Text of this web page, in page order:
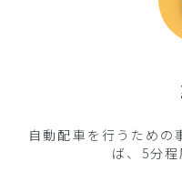
自動配車を行うための
ば、5分程